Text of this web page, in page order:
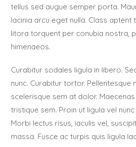
tellus sed augue semper porta.
lacinia arcu eget nulla. Class aptent
litora torquent per conubia nostra,
himenaeos.
Curabitur sodales ligula in libero.
nunc. Curabitur tortor. Pellentesque
scelerisque sem at dolor.
tristique sem. Proin ut ligula vel
Morbi lectus risus, iaculis vel,
massa. Fusce ac turpis quis ligula